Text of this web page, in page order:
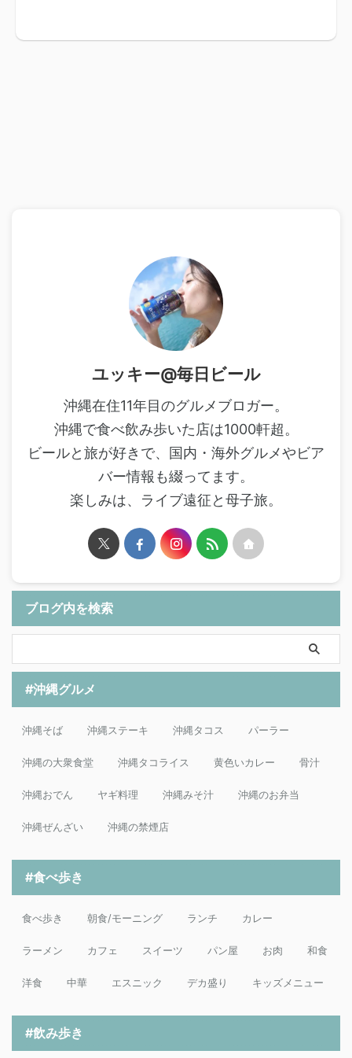
ユッキー@毎日ビール
沖縄在住11年目のグルメブロガー。
沖縄で食べ飲み歩いた店は1000軒超。
ビールと旅が好きで、国内・海外グルメやビア
バー情報も綴ってます。
楽しみは、ライブ遠征と母子旅。
ブログ内を検索
#沖縄グルメ
沖縄そば 沖縄ステーキ 沖縄タコス パーラー
沖縄の大衆食堂 沖縄タコライス 黄色いカレー 骨汁
沖縄おでん ヤギ料理 沖縄みそ汁 沖縄のお弁当
沖縄ぜんざい 沖縄の禁煙店
#食べ歩き
食べ歩き 朝食/モーニング ランチ カレー
ラーメン カフェ スイーツ パン屋 お肉 和食
洋食 中華 エスニック デカ盛り キッズメニュー
#飲み歩き